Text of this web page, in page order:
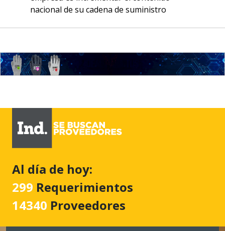
nacional de su cadena de suministro
Al día de hoy:
299 Requerimientos
14340 Proveedores